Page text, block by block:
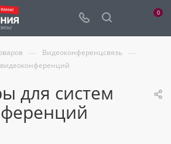
0
— Видеоконференцсвязь —
для систем